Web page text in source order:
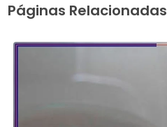
Páginas Relacionadas